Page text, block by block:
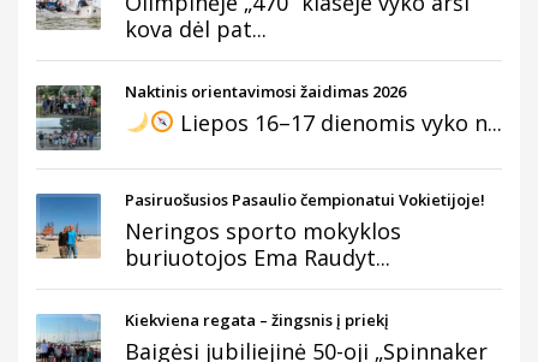
kova dėl pat...
Naktinis orientavimosi žaidimas 2026
Liepos 16–17 dienomis vyko n...
Pasiruošusios Pasaulio čempionatui Vokietijoje!
Neringos sporto mokyklos
buriuotojos Ema Raudyt...
Kiekviena regata – žingsnis į priekį
Baigėsi jubiliejinė 50-oji „Spinnaker